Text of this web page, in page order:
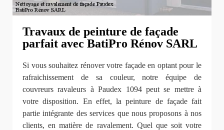
Travaux de peinture de façade
parfait avec BatiPro Rénov SARL
Si vous souhaitez rénover votre façade en optant pour le
rafraichissement de sa couleur, notre équipe de
couvreurs ravaleurs à Paudex 1094 peut se mettre à
votre disposition. En effet, la peinture de façade fait
partie intégrante des services que nous proposons à nos
clients, en matière de ravalement. Quel que soit votre